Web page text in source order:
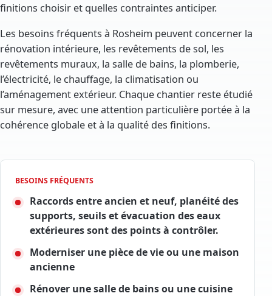
finitions choisir et quelles contraintes anticiper.
Les besoins fréquents à Rosheim peuvent concerner la
rénovation intérieure, les revêtements de sol, les
revêtements muraux, la salle de bains, la plomberie,
l’électricité, le chauffage, la climatisation ou
l’aménagement extérieur. Chaque chantier reste étudié
sur mesure, avec une attention particulière portée à la
cohérence globale et à la qualité des finitions.
BESOINS FRÉQUENTS
Raccords entre ancien et neuf, planéité des
supports, seuils et évacuation des eaux
extérieures sont des points à contrôler.
Moderniser une pièce de vie ou une maison
ancienne
Rénover une salle de bains ou une cuisine